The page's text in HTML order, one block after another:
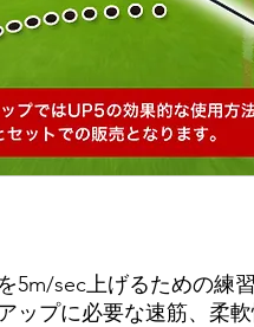
5m/sec上げるための練習
ップに必要な速筋、柔